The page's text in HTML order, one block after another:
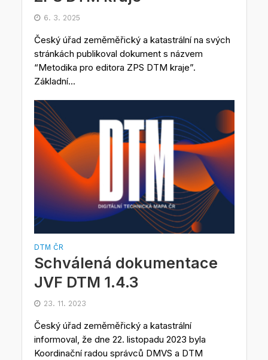
6. 3. 2025
Český úřad zeměměřický a katastrální na svých
stránkách publikoval dokument s názvem
“Metodika pro editora ZPS DTM kraje”.
Základní...
DTM ČR
Schválená dokumentace
JVF DTM 1.4.3
23. 11. 2023
Český úřad zeměměřický a katastrální
informoval, že dne 22. listopadu 2023 byla
Koordinační radou správců DMVS a DTM